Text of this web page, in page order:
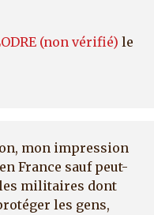
(non vérifié) le
mon impression
France sauf peut-
militaires dont
les gens,